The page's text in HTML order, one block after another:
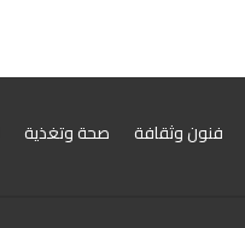
فنون وثقافة صحة وتغذية